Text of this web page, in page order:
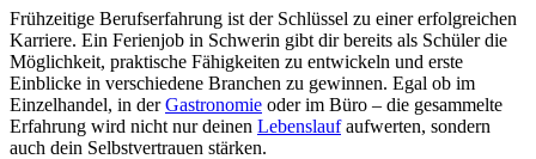
Frühzeitige Berufserfahrung ist der Schlüssel zu einer erfolgreichen
Karriere. Ein Ferienjob in Schwerin gibt dir bereits als Schüler die
Möglichkeit, praktische Fähigkeiten zu entwickeln und erste
Einblicke in verschiedene Branchen zu gewinnen. Egal ob im
Einzelhandel, in derGastronomie oder im Büro – die gesammelte
Erfahrung wird nicht nur deinen Lebenslaufaufwerten, sondern
auch dein Selbstvertrauen stärken.